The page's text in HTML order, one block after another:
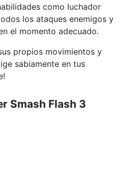
como luchador
los ataques enemigos y
el momento adecuado.
propios movimientos y
sabiamente en tus
Smash Flash 3